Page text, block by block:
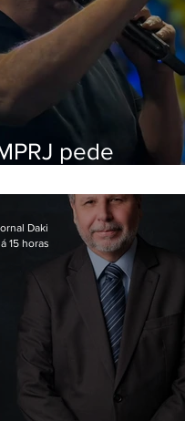
pede
Daki
15 horas